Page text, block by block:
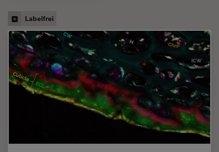
Labelfrei